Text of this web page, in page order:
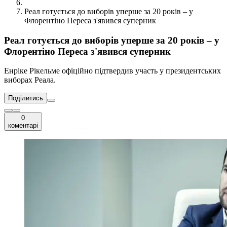
Реал готується до виборів уперше за 20 років – у
Флорентіно Переса з'явився суперник
Реал готується до виборів уперше за 20 років – у
Флорентіно Переса з'явився суперник
Енріке Рікельме офіційно підтвердив участь у президентських
виборах Реала.
Поділитись
0
коментарі